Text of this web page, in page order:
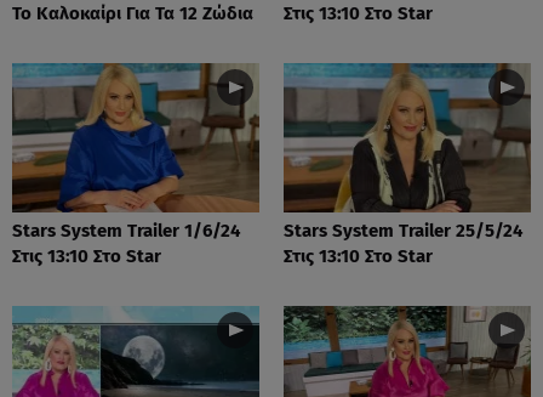
Το Καλοκαίρι Για Τα 12 Ζώδια
Στις 13:10 Στο Star
Stars System Trailer 1/6/24
Στις 13:10 Στο Star
Stars System Trailer 25/5/24
Στις 13:10 Στο Star